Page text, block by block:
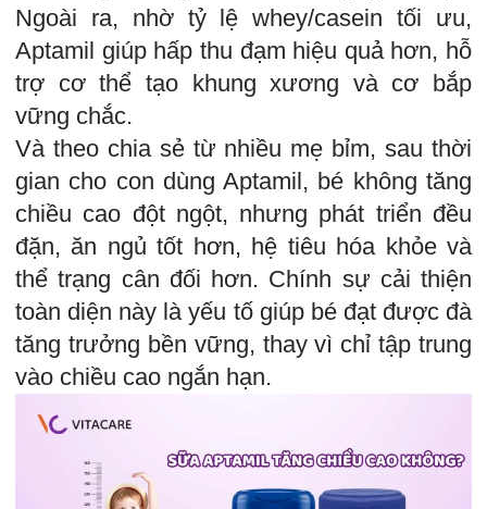
Ngoài ra, nhờ tỷ lệ whey/casein tối ưu,
Aptamil giúp hấp thu đạm hiệu quả hơn, hỗ
trợ cơ thể tạo khung xương và cơ bắp
vững chắc.
Và theo chia sẻ từ nhiều mẹ bỉm, sau thời
gian cho con dùng Aptamil, bé không tăng
chiều cao đột ngột, nhưng phát triển đều
đặn, ăn ngủ tốt hơn, hệ tiêu hóa khỏe và
thể trạng cân đối hơn. Chính sự cải thiện
toàn diện này là yếu tố giúp bé đạt được đà
tăng trưởng bền vững, thay vì chỉ tập trung
vào chiều cao ngắn hạn.